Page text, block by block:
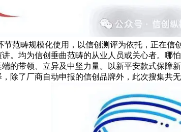
范畴规模化使用，以信创测评为依托，正在
。均为信创垂曲范畴的从业人员或关心者。哪
的带领、立异及中坚力量。以新平安款式保障
除了厂商自动申报的信创品牌外，此次搜集共